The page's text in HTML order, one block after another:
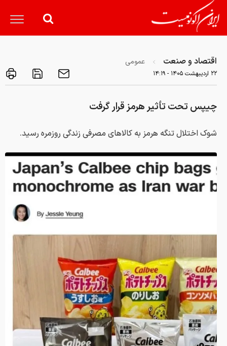
اقتصاد و صنعت عمومی
۲۲ ارديبهشت ۱۴۰۵ - ۱۴:۱۹
چیپس تحت تأثیر هرمز قرار گرفت
شوک اختلال تنگه هرمز به کالاهای مصرفی زندگی روزمره رسید.